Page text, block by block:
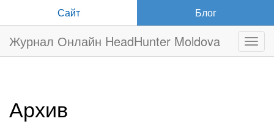
Сайт Блог
Журнал Онлайн HeadHunter Moldova
Архив